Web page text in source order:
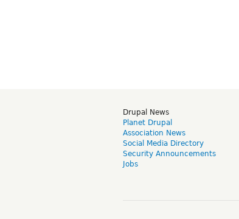
Drupal News
Planet Drupal
Association News
Social Media Directory
Security Announcements
Jobs